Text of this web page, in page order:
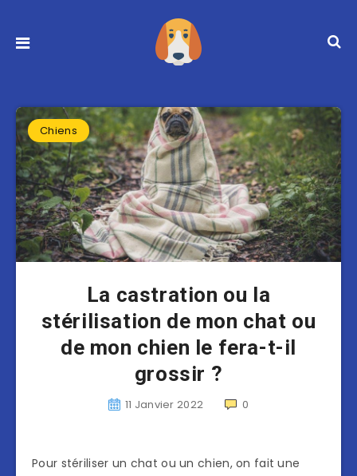
Chiens
La castration ou la
stérilisation de mon chat ou
de mon chien le fera-t-il
grossir ?
11 Janvier 2022 0
Pour stériliser un chat ou un chien, on fait une